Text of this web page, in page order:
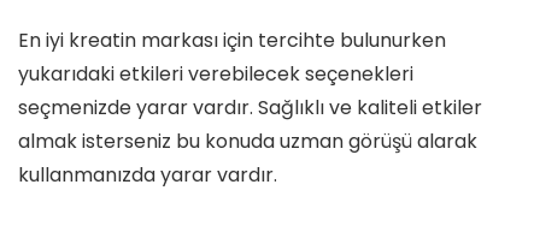
En iyi kreatin markası için tercihte bulunurken
yukarıdaki etkileri verebilecek seçenekleri
seçmenizde yarar vardır. Sağlıklı ve kaliteli etkiler
almak isterseniz bu konuda uzman görüşü alarak
kullanmanızda yarar vardır.